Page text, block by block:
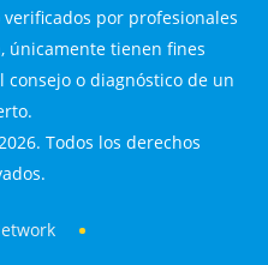
por profesionales
únicamente tienen fines
o diagnóstico de un
Todos los derechos